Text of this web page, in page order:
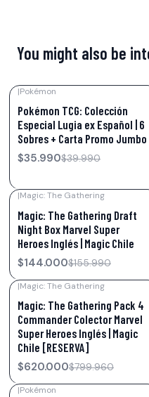
You might also be
|Pokémon
Pokémon TCG: Colección
Especial Lugia ex Español | 6
Sobres + Carta Promo Jumbo
$35.990$39.990
|Magic: The Gathering
Magic: The Gathering Draft
Night Box Marvel Super
Heroes Inglés | Magic Chile
$144.000$155.990
|Magic: The Gathering
Magic: The Gathering Pack 4
Commander Colector Marvel
Super Heroes Inglés | Magic
Chile [RESERVA]
$620.000$799.960
|Pokémon